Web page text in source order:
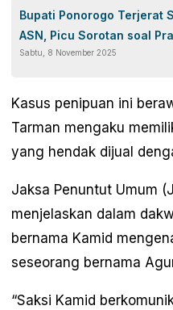
Bupati Ponorogo Terjerat
ASN, Picu Sorotan soal
Jabatan di Pemerintahan
Sabtu, 8 November 2025
Kasus penipuan ini
Tarman mengaku
yang hendak dijual
Jaksa Penuntut Umum
menjelaskan dalam
bernama Kamid
seseorang bernama
“Saksi Kamid